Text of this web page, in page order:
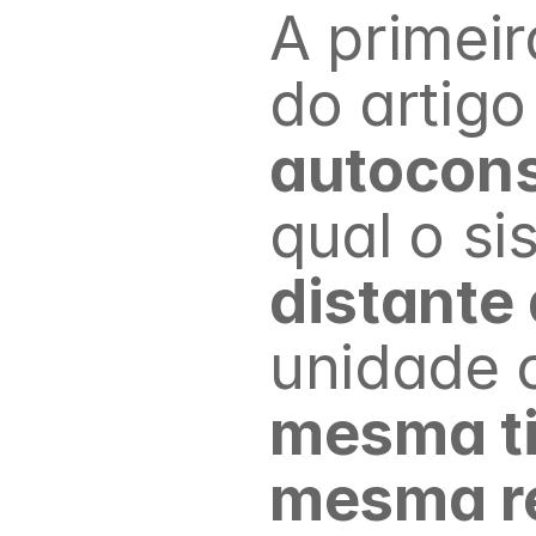
A
distante
mesma
mesma